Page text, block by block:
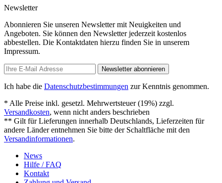
Newsletter
Abonnieren Sie unseren Newsletter mit Neuigkeiten und
Angeboten. Sie können den Newsletter jederzeit kostenlos
abbestellen. Die Kontaktdaten hierzu finden Sie in unserem
Impressum.
Newsletter abonnieren
Ich habe die Datenschutzbestimmungen zur Kenntnis genommen.
* Alle Preise inkl. gesetzl. Mehrwertsteuer (19%) zzgl.
Versandkosten, wenn nicht anders beschrieben
** Gilt für Lieferungen innerhalb Deutschlands, Lieferzeiten für
andere Länder entnehmen Sie bitte der Schaltfläche mit den
Versandinformationen.
News
Hilfe / FAQ
Kontakt